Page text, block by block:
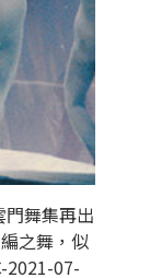
舞集再出
之舞，似
2021-07-